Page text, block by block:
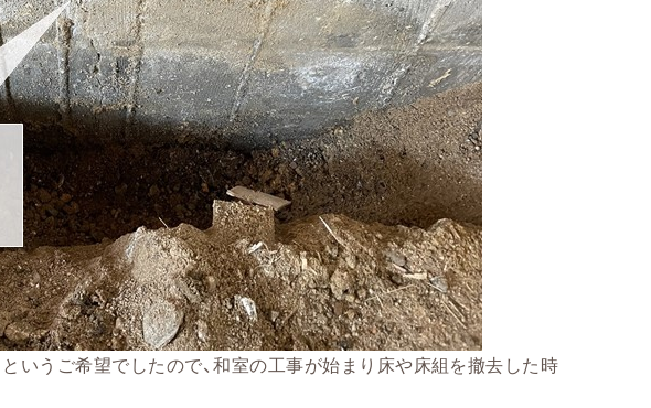
というご希望でしたので、和室の工事が始まり床や床組を撤去した時